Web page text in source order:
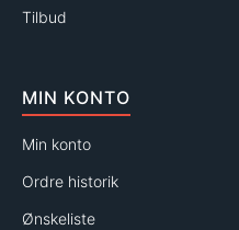
Tilbud
MIN KONTO
Min konto
Ordre historik
Ønskeliste